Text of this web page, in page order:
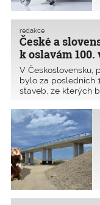
České a
k oslavám
redakce
V Československu,
bylo za posledních
staveb, ze kterých
dlouhodobě
celkem 1